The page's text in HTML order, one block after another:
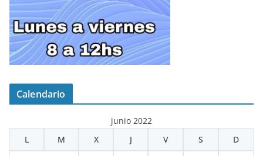
Calendario
junio 2022
L
M X J V S D